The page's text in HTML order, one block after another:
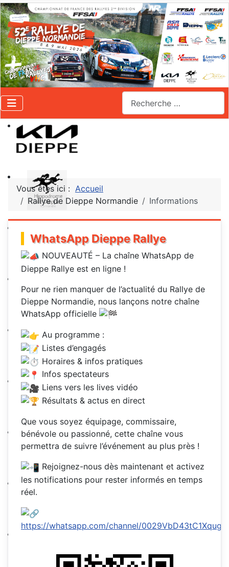
Vous êtes ici : Accueil
Rallye de Dieppe Normandie
Informations
WhatsApp Dieppe Rallye
NOUVEAUTÉ – La chaîne WhatsApp de
Dieppe Rallye est en ligne !
Pour ne rien manquer de l’actualité du Rallye de
Dieppe Normandie, nous lançons notre chaîne
WhatsApp officielle
Au programme :
Listes d’engagés
Horaires & infos pratiques
Infos spectateurs
Liens vers les lives vidéo
Résultats & actus en direct
Que vous soyez équipage, commissaire,
bénévole ou passionné, cette chaîne vous
permettra de suivre l’événement au plus près !
Rejoignez-nous dès maintenant et activez
les notifications pour rester informés en temps
réel.
https://whatsapp.com/channel/